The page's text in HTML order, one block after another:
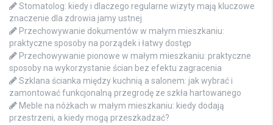
Stomatolog: kiedy i dlaczego regularne wizyty mają kluczowe
znaczenie dla zdrowia jamy ustnej
Przechowywanie dokumentów w małym mieszkaniu:
praktyczne sposoby na porządek i łatwy dostęp
Przechowywanie pionowe w małym mieszkaniu: praktyczne
sposoby na wykorzystanie ścian bez efektu zagracenia
Szklana ścianka między kuchnią a salonem: jak wybrać i
zamontować funkcjonalną przegrodę ze szkła hartowanego
Meble na nóżkach w małym mieszkaniu: kiedy dodają
przestrzeni, a kiedy mogą przeszkadzać?